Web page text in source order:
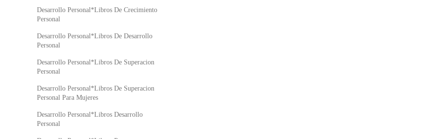
Desarrollo Personal*Libros De Crecimiento
Personal
Desarrollo Personal*Libros De Desarrollo
Personal
Desarrollo Personal*Libros De Superacion
Personal
Desarrollo Personal*Libros De Superacion
Personal Para Mujeres
Desarrollo Personal*Libros Desarrollo
Personal